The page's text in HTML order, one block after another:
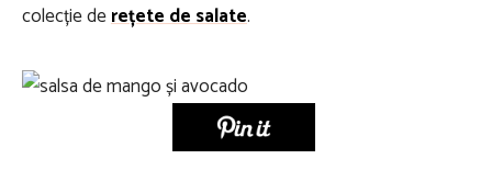
colecție derețete de salate.